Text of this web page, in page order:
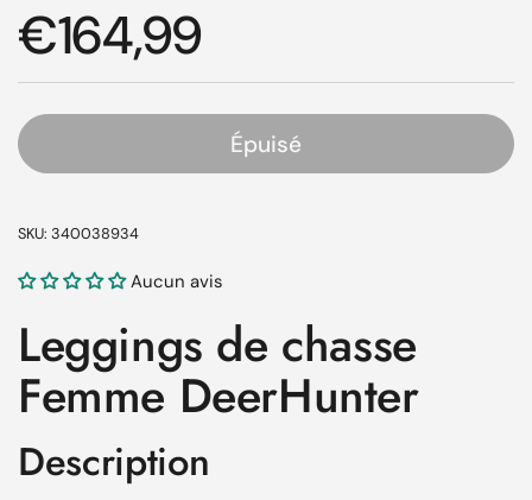
Prix régulier
€164,99
Épuisé
SKU: 340038934
Aucun avis
Leggings de chasse
Femme DeerHunter
Description